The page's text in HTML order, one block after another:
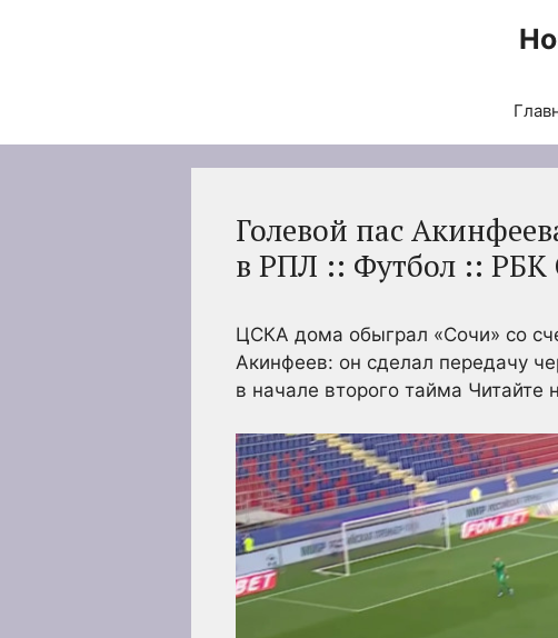
Голевой пас
в РПЛ :: Футбол :: РБК
ЦСКА дома обыграл «Сочи» со
Акинфеев: он сделал передачу
в начале второго тайма Читайте